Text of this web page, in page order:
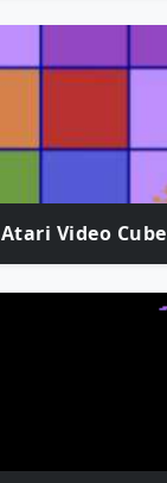
Atari Video Cube